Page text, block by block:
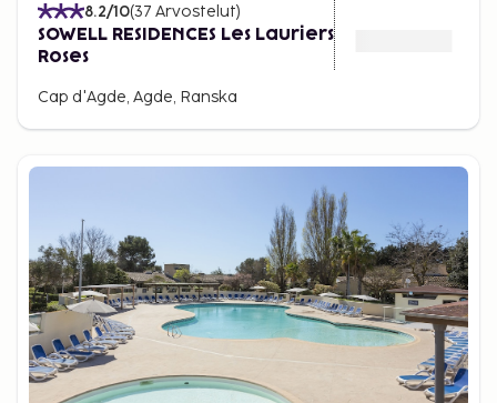
8.2/10(37 Arvostelut)
SOWELL RESIDENCES Les Lauriers
Roses
Cap d'Agde, Agde, Ranska